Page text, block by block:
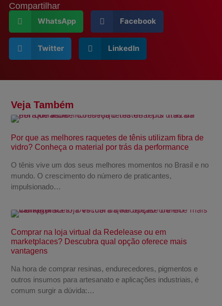
Compartilhar
WhatsApp Facebook
Twitter LinkedIn
Veja Também
Por que as melhores raquetes de tênis utilizam fibra de
vidro? Conheça o material por trás da performance
O tênis vive um dos seus melhores momentos no Brasil e no
mundo. O crescimento do número de praticantes,
impulsionado…
Comprar na loja virtual da Redelease ou em
marketplaces? Descubra qual opção oferece mais
vantagens
Na hora de comprar resinas, endurecedores, pigmentos e
outros insumos para artesanato e aplicações industriais, é
comum surgir a dúvida:…